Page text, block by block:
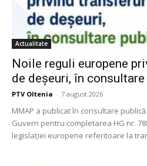
Actualitate
Noile reguli europene
de deșeuri, în
PTV Oltenia - 7 august 2026
MMAP a publicat în consultare
Guvern pentru completarea HG nr.
legislației europene referitoare la